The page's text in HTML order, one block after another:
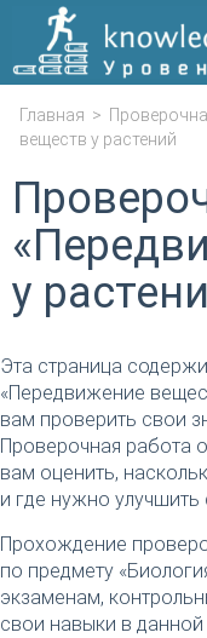
Главная >
веществ у растений
у
Эта страница
«Передвижение
вам проверить свои
Проверочная работа
вам оценить,
и где нужно улучшить
Прохождение
по предмету
экзаменам,
свои навыки в данной